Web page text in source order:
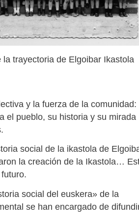
trayectoria de Elgoibar Ikastola
y la fuerza de la comunidad:
el pueblo, su historia y su mirada
social de la ikastola de
la creación de la Ikastola…
social del euskera» de la
se han encargado de